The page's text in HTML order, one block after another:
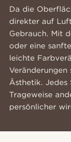
Da die
direkter auf
Gebrauch. Mit
oder eine
leichte
Veränderungen
Ästhetik.
Trageweise
persönlicher